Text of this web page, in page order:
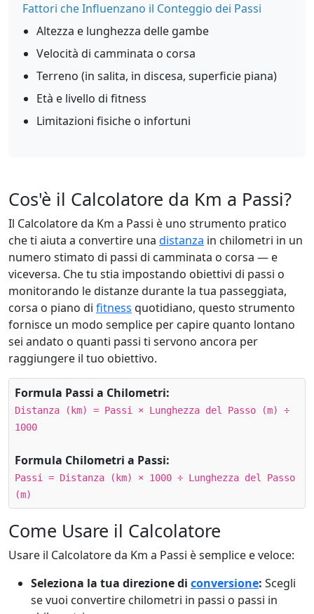
Fattori che Influenzano il Conteggio dei Passi
Altezza e lunghezza delle gambe
Velocità di camminata o corsa
Terreno (in salita, in discesa, superficie piana)
Età e livello di fitness
Limitazioni fisiche o infortuni
Cos'è il Calcolatore da Km a Passi?
Il Calcolatore da Km a Passi è uno strumento pratico
che ti aiuta a convertire una distanza in chilometri in un
numero stimato di passi di camminata o corsa — e
viceversa. Che tu stia impostando obiettivi di passi o
monitorando le distanze durante la tua passeggiata,
corsa o piano di fitness quotidiano, questo strumento
fornisce un modo semplice per capire quanto lontano
sei andato o quanti passi ti servono ancora per
raggiungere il tuo obiettivo.
Formula Passi a Chilometri:
Distanza (km) = Passi × Lunghezza del Passo (m) ÷
1000
Formula Chilometri a Passi:
Passi = Distanza (km) × 1000 ÷ Lunghezza del Passo
(m)
Come Usare il Calcolatore
Usare il Calcolatore da Km a Passi è semplice e veloce:
Seleziona la tua direzione di conversione: Scegli
se vuoi convertire chilometri in passi o passi in